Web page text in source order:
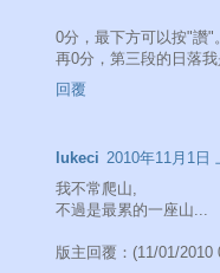
0分，最下方可以按"讚"。
再0分，第三段的日落
回覆
lukeci 2010年11月1日
我不常爬山,
不過是最累的一座山...
版主回覆：(11/01/2010